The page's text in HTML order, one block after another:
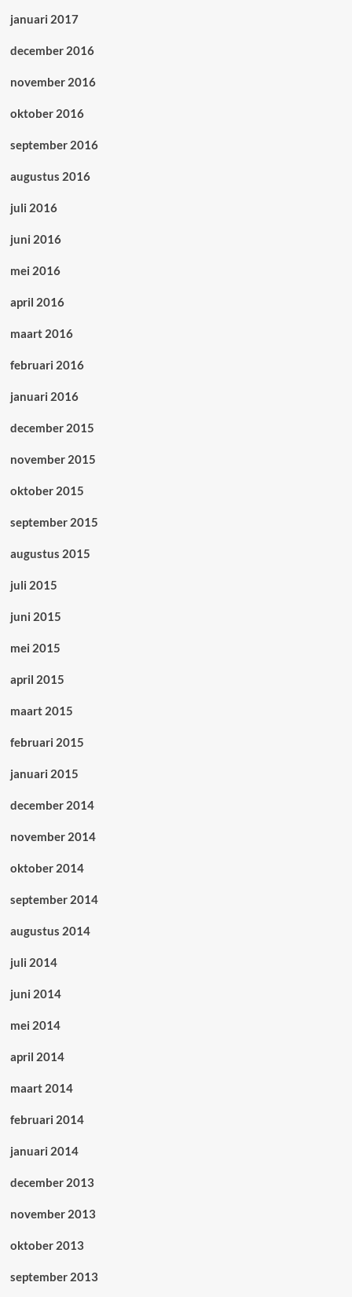
januari 2017
december 2016
november 2016
oktober 2016
september 2016
augustus 2016
juli 2016
juni 2016
mei 2016
april 2016
maart 2016
februari 2016
januari 2016
december 2015
november 2015
oktober 2015
september 2015
augustus 2015
juli 2015
juni 2015
mei 2015
april 2015
maart 2015
februari 2015
januari 2015
december 2014
november 2014
oktober 2014
september 2014
augustus 2014
juli 2014
juni 2014
mei 2014
april 2014
maart 2014
februari 2014
januari 2014
december 2013
november 2013
oktober 2013
september 2013